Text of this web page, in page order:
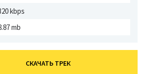
kbps
mb
СКАЧАТЬ ТРЕК